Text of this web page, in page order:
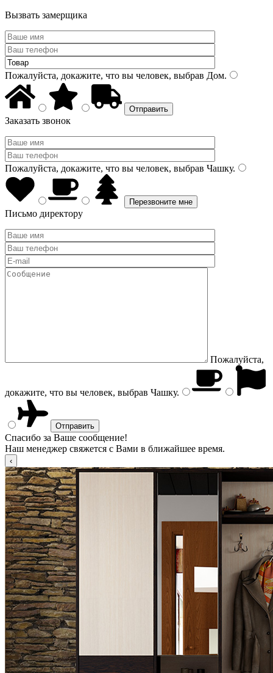
Вызвать замерщика
Пожалуйста, докажите, что вы человек, выбрав Дом.
Заказать звонок
Пожалуйста, докажите, что вы человек, выбрав Чашку.
Письмо директору
Пожалуйста,
докажите, что вы человек, выбрав Чашку.
Спасибо за Ваше сообщение!
Наш менеджер свяжется с Вами в ближайшее время.